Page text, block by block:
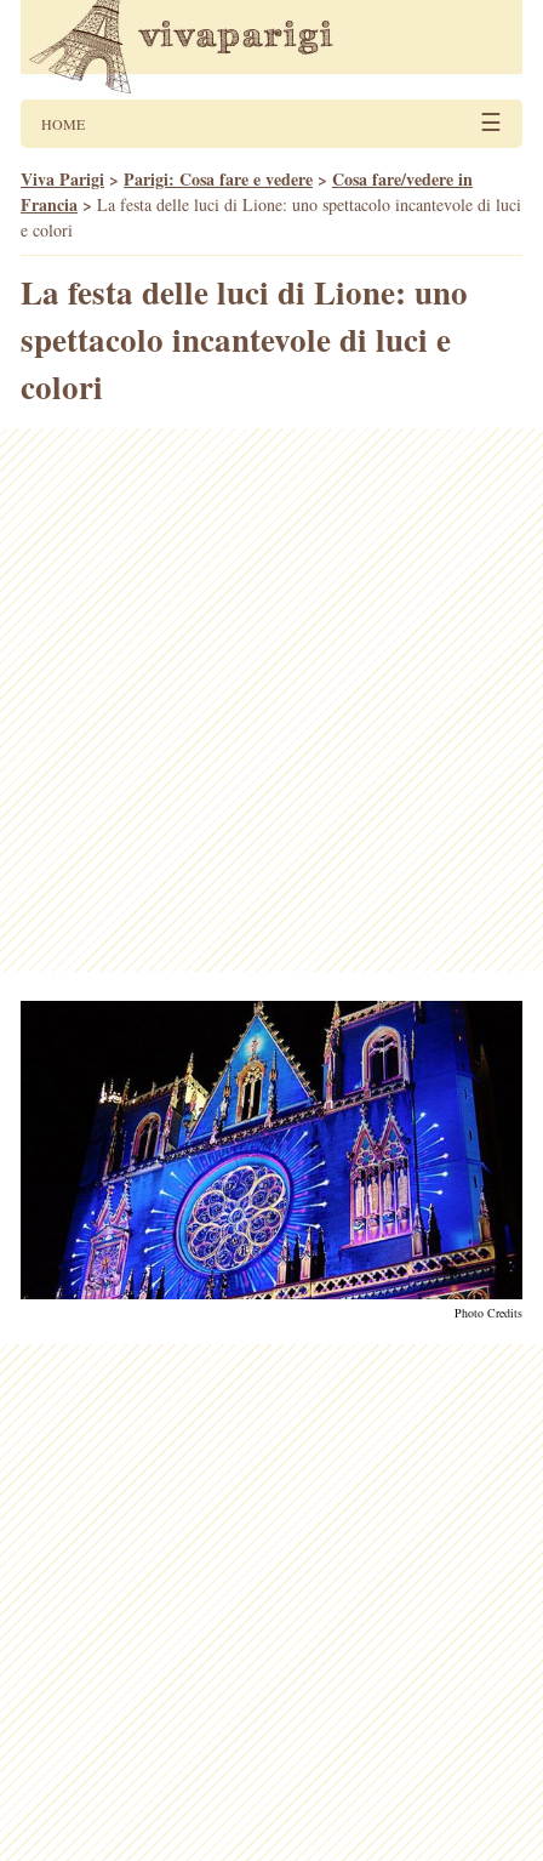
HOME ☰
Viva Parigi > Parigi: Cosa fare e vedere > Cosa fare/vedere in
Francia > La festa delle luci di Lione: uno spettacolo incantevole di luci
e colori
La festa delle luci di Lione: uno
spettacolo incantevole di luci e
colori
Photo Credits